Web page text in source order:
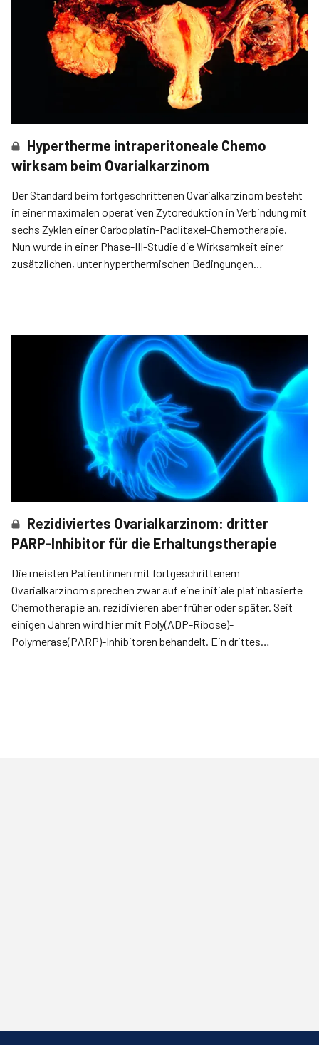
Hypertherme intraperitoneale Chemo
wirksam beim Ovarialkarzinom
Der Standard beim fortgeschrittenen Ovarialkarzinom besteht
in einer maximalen operativen Zytoreduktion in Verbindung mit
sechs Zyklen einer Carboplatin-­Paclitaxel-Chemotherapie.
Nun wurde in einer Phase-III-Studie die Wirksamkeit einer
zusätzlichen, unter hyperthermischen Bedingungen
Rezidiviertes Ovarialkarzinom: dritter
PARP-Inhibitor für die Erhaltungstherapie
Die meisten Patien­tinnen mit fortgeschrittenem
Ovarialkarzinom sprechen zwar auf eine initiale platinbasierte
Chemotherapie an, rezidivieren aber früher oder später. Seit
einigen Jahren wird hier mit Poly(ADP-Ribose)-
Polymerase(PARP)-Inhibitoren behandelt. Ein drittes